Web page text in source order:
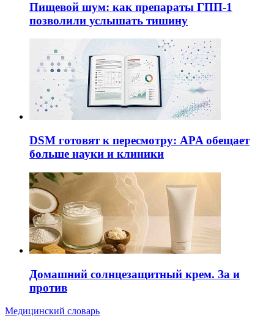
Пищевой шум: как препараты ГПП-1
позволили услышать тишину
DSM готовят к пересмотру: APA обещает
больше науки и клиники
Домашний солнцезащитный крем. За и
против
Медицинский словарь